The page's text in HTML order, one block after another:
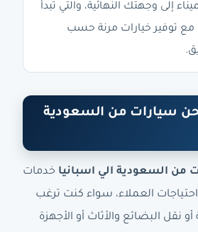
إلى وجهتك النهائية، والتي تبدأ
مع توفير خيارات مرنة حسب
سيارات من السعودية
السعودية الي اسبانيا خدمات
العملاء، سواء كنت ترغب
البضائع والأثاث أو الأجهزة